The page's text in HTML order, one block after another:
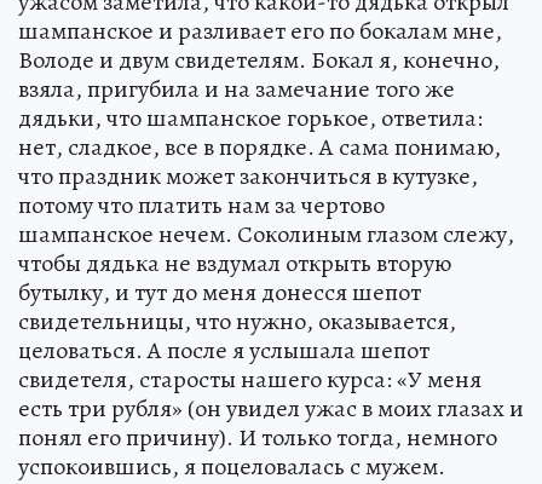
шампанское и разливает его по бокалам мне,
Володе и двум свидетелям. Бокал я, конечно,
взяла, пригубила и на замечание того же
дядьки, что шампанское горькое, ответила:
нет, сладкое, все в порядке. А сама понимаю,
что праздник может закончиться в кутузке,
потому что платить нам за чертово
шампанское нечем. Соколиным глазом слежу,
чтобы дядька не вздумал открыть вторую
бутылку, и тут до меня донесся шепот
свидетельницы, что нужно, оказывается,
целоваться. А после я услышала шепот
свидетеля, старосты нашего курса: «У меня
есть три рубля» (он увидел ужас в моих глазах и
понял его причину). И только тогда, немного
успокоившись, я поцеловалась с мужем.